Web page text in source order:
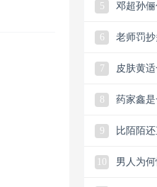
5
邓超孙
6
老师罚
7
皮肤黄
8
药家鑫
9
比陌陌
10
男人为